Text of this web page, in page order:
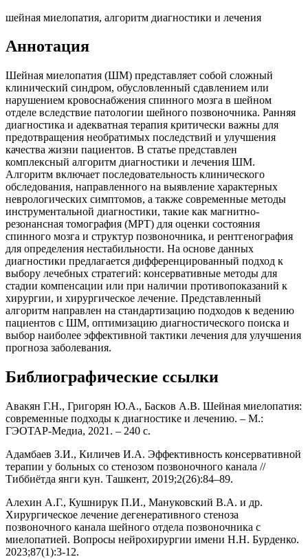
шейная миелопатия, алгоритм диагностики и лечения
Аннотация
Шейная миелопатия (ШМ) представляет собой сложный
клинический синдром, обусловленный сдавлением или
нарушением кровоснабжения спинного мозга в шейном
отделе вследствие патологии шейного позвоночника. Ранняя
диагностика и адекватная терапия критически важны для
предотвращения необратимых последствий и улучшения
качества жизни пациентов. В статье представлен
комплексный алгоритм диагностики и лечения ШМ.
Алгоритм включает последовательность клинического
обследования, направленного на выявление характерных
неврологических симптомов, а также современные методы
инструментальной диагностики, такие как магнитно-
резонансная томография (МРТ) для оценки состояния
спинного мозга и структур позвоночника, и рентгенография
для определения нестабильности. На основе данных
диагностики предлагается дифференцированный подход к
выбору лечебных стратегий: консервативные методы для
стадии компенсации или при наличии противопоказаний к
хирургии, и хирургическое лечение. Представленный
алгоритм направлен на стандартизацию подходов к ведению
пациентов с ШМ, оптимизацию диагностического поиска и
выбор наиболее эффективной тактики лечения для улучшения
прогноза заболевания.
Библиографические ссылки
Авакян Г.Н., Григорян Ю.А., Басков А.В. Шейная миелопатия:
современные подходы к диагностике и лечению. – М.:
ГЭОТАР-Медиа, 2021. – 240 с.
Адамбаев З.И., Киличев И.А. Эффективность консервативной
терапии у больных со стенозом позвоночного канала //
Тиббиётда янги кун. Ташкент, 2019;2(26):84–89.
Алехин А.Г., Кушнирук П.И., Мануковский В.А. и др.
Хирургическое лечение дегенеративного стеноза
позвоночного канала шейного отдела позвоночника с
миелопатией. Вопросы нейрохирургии имени Н.Н. Бурденко.
2023;87(1):3-12.